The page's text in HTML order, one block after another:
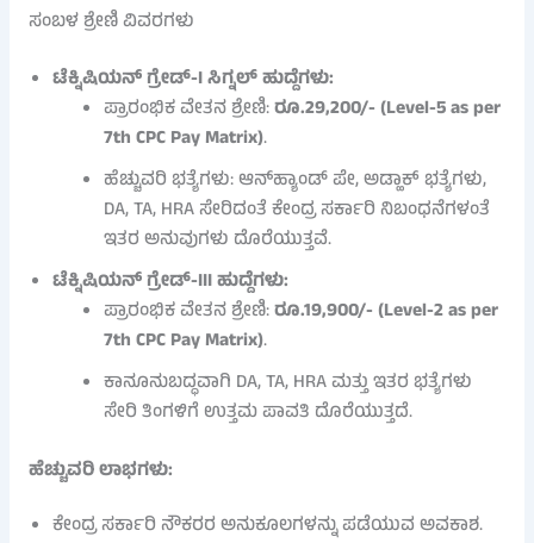
ಸಂಬಳ ಶ್ರೇಣಿ ವಿವರಗಳು
ಟೆಕ್ನಿಷಿಯನ್ ಗ್ರೇಡ್-I ಸಿಗ್ನಲ್ ಹುದ್ದೆಗಳು:
ಪ್ರಾರಂಭಿಕ ವೇತನ ಶ್ರೇಣಿ:ರೂ.29,200/- (Level-5 as per
7th CPC Pay Matrix).
ಹೆಚ್ಚುವರಿ ಭತ್ಯೆಗಳು: ಆನ್‌ಹ್ಯಾಂಡ್ ಪೇ, ಅಡ್ಹಾಕ್ ಭತ್ಯೆಗಳು,
DA, TA, HRA ಸೇರಿದಂತೆ ಕೇಂದ್ರ ಸರ್ಕಾರಿ ನಿಬಂಧನೆಗಳಂತೆ
ಇತರ ಅನುವುಗಳು ದೊರೆಯುತ್ತವೆ.
ಟೆಕ್ನಿಷಿಯನ್ ಗ್ರೇಡ್-III ಹುದ್ದೆಗಳು:
ಪ್ರಾರಂಭಿಕ ವೇತನ ಶ್ರೇಣಿ:ರೂ.19,900/- (Level-2 as per
7th CPC Pay Matrix).
ಕಾನೂನುಬದ್ಧವಾಗಿ DA, TA, HRA ಮತ್ತು ಇತರ ಭತ್ಯೆಗಳು
ಸೇರಿ ತಿಂಗಳಿಗೆ ಉತ್ತಮ ಪಾವತಿ ದೊರೆಯುತ್ತದೆ.
ಹೆಚ್ಚುವರಿ ಲಾಭಗಳು:
ಕೇಂದ್ರ ಸರ್ಕಾರಿ ನೌಕರರ ಅನುಕೂಲಗಳನ್ನು ಪಡೆಯುವ ಅವಕಾಶ.